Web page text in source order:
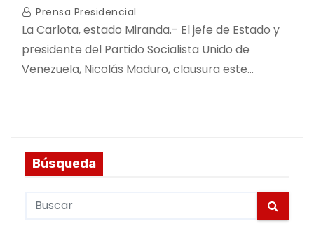
Prensa Presidencial
La Carlota, estado Miranda.- El jefe de Estado y
presidente del Partido Socialista Unido de
Venezuela, Nicolás Maduro, clausura este…
Búsqueda